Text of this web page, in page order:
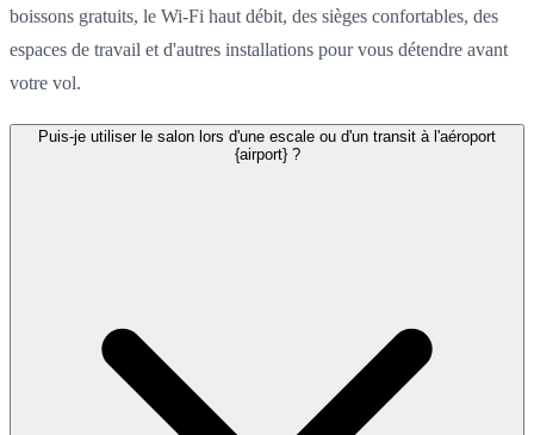
boissons gratuits, le Wi-Fi haut débit, des sièges confortables, des
espaces de travail et d'autres installations pour vous détendre avant
votre vol.
Puis-je utiliser le salon lors d'une escale ou d'un transit à l'aéroport
{airport} ?